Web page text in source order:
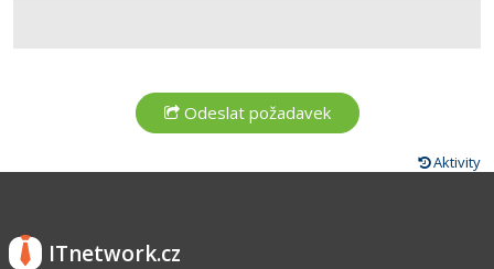
Aktivity
ITnetwork.cz